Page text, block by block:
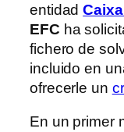
entidad
EFC ha
fichero de
incluido en
ofrecerle un
En un primer